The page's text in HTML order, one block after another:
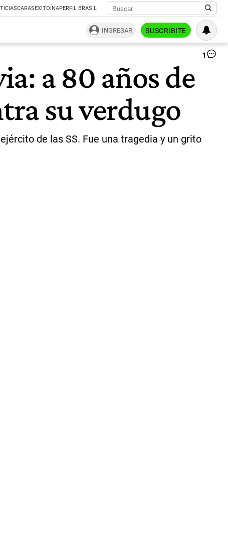
CARASEXITOÍNAPERFIL BRASIL
INGRESAR SUSCRIBITE
1
a 80 años de
su verdugo
de las SS. Fue una tragedia y un grito